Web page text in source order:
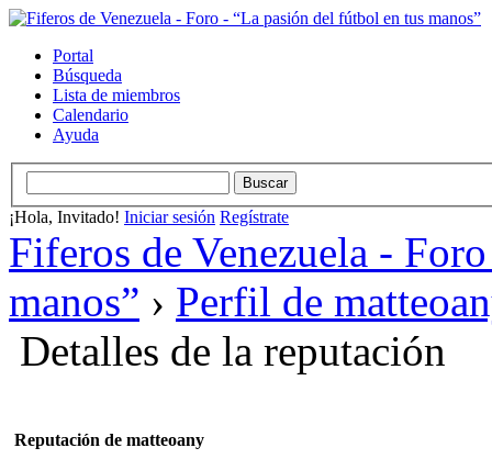
Portal
Búsqueda
Lista de miembros
Calendario
Ayuda
¡Hola, Invitado! Iniciar sesión Regístrate
Fiferos de Venezuela -
manos” › Perfil de
Detalles de la reputación
Reputación de matteoany